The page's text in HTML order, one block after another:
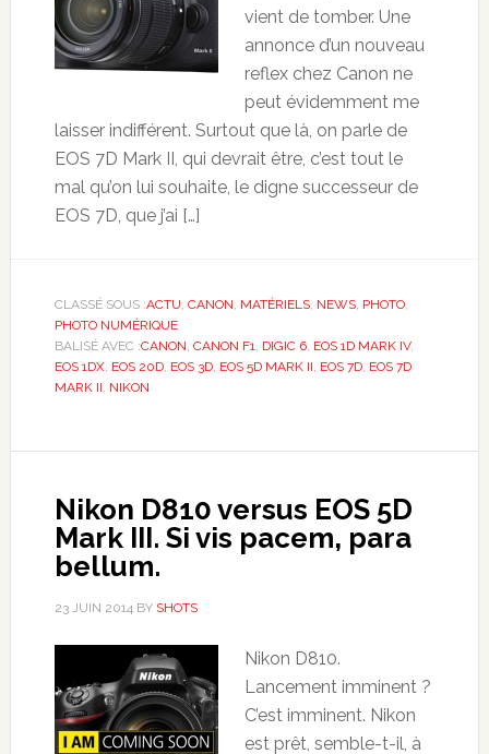
vient de tomber. Une
annonce d’un nouveau
reflex chez Canon ne
peut évidemment me
laisser indifférent. Surtout que là, on parle de
EOS 7D Mark II, qui devrait être, c’est tout le
mal qu’on lui souhaite, le digne successeur de
EOS 7D, que j’ai […]
CLASSÉ SOUS :ACTU CANON MATÉRIELS, NEWS, PHOTO,
PHOTO NUMÉRIQUE
BALISÉ AVEC :CANON CANON F1 DIGIC 6, EOS 1D MARK IV,
EOS 1DX, EOS 20D, EOS 3D, EOS 5D MARK II EOS 7D, EOS 7D
MARK II NIKON
Nikon D810 versus EOS 5D
Mark III. Si vis pacem, para
bellum.
23 JUIN 2014 BY SHOTS
Nikon D810.
Lancement imminent ?
C’est imminent. Nikon
est prêt, semble-t-il, à